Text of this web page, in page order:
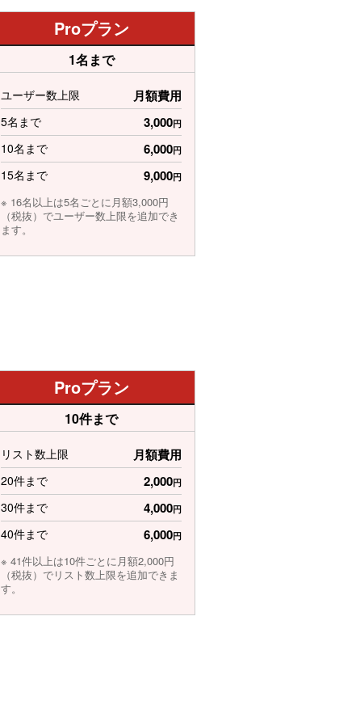
Proプラン
1名まで
ユーザー数上限 月額費用
5名まで 3,000円
10名まで 6,000円
15名まで 9,000円
※ 16名以上は5名ごとに月額3,000円
（税抜）でユーザー数上限を追加でき
ます。
Proプラン
10件まで
リスト数上限 月額費用
20件まで 2,000円
30件まで 4,000円
40件まで 6,000円
※ 41件以上は10件ごとに月額2,000円
（税抜）でリスト数上限を追加できま
す。